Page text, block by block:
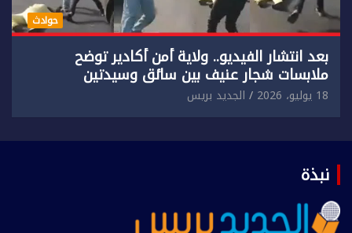
حوادث
بعد انتشار الفيديو.. ولاية أمن أكادير توضح
ملابسات شجار عنيف بين سائق وسيدتين
18 يوليو، 2026 الجديد بريس
نبذة